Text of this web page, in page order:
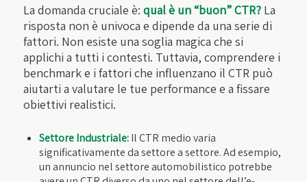
La domanda cruciale è: qual è un “buon” CTR?La
risposta non è univoca e dipende da una serie di
fattori. Non esiste una soglia magica che si
applichi a tutti i contesti. Tuttavia, comprendere i
benchmark e i fattori che influenzano il CTR può
aiutarti a valutare le tue performance e a fissare
obiettivi realistici.
Settore Industriale:Il CTR medio varia
significativamente da settore a settore. Ad esempio,
un annuncio nel settore automobilistico potrebbe